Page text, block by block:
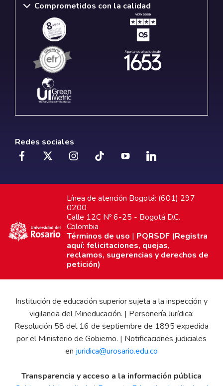
Comprometidos con la calidad
Redes sociales
Línea de atención Bogotá: (601) 297
0200
Calle 12C Nº 6-25 - Bogotá D.C.
Colombia
Términos de uso | PQRSDF (Registra
aquí: felicitaciones, quejas,
reclamos, sugerencias y derechos de
petición)
Institución de educación superior sujeta a la inspección y
vigilancia del Mineducación. | Personería Jurídica:
Resolución 58 del 16 de septiembre de 1895 expedida
por el Ministerio de Gobierno. | Notificaciones judiciales
en juridica@urosario.edu.co
Transparencia y acceso a la información pública